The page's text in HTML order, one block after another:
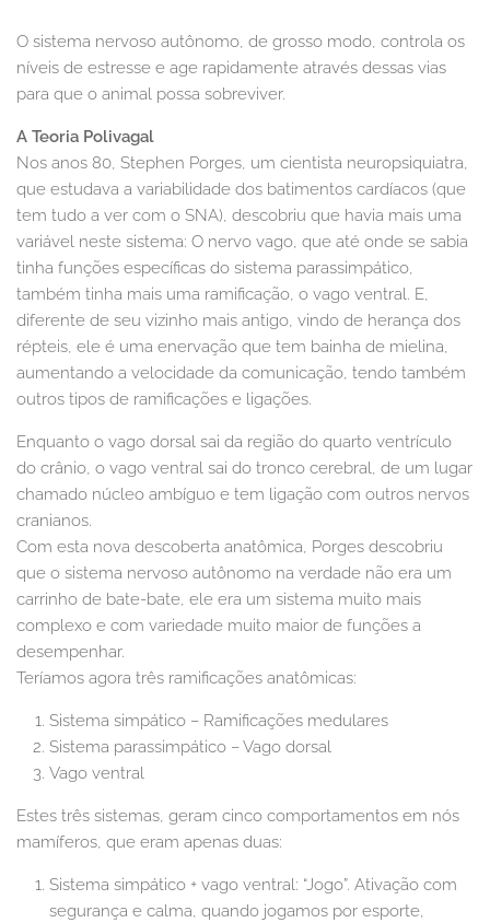
O sistema nervoso autônomo, de grosso modo, controla os
níveis de estresse e age rapidamente através dessas vias
para que o animal possa sobreviver.
A Teoria Polivagal
Nos anos 80, Stephen Porges, um cientista neuropsiquiatra,
que estudava a variabilidade dos batimentos cardíacos (que
tem tudo a ver com o SNA), descobriu que havia mais uma
variável neste sistema: O nervo vago, que até onde se sabia
tinha funções específicas do sistema parassimpático,
também tinha mais uma ramificação, o vago ventral. E,
diferente de seu vizinho mais antigo, vindo de herança dos
répteis, ele é uma enervação que tem bainha de mielina,
aumentando a velocidade da comunicação, tendo também
outros tipos de ramificações e ligações.
Enquanto o vago dorsal sai da região do quarto ventrículo
do crânio, o vago ventral sai do tronco cerebral, de um lugar
chamado núcleo ambíguo e tem ligação com outros nervos
cranianos.
Com esta nova descoberta anatômica, Porges descobriu
que o sistema nervoso autônomo na verdade não era um
carrinho de bate-bate, ele era um sistema muito mais
complexo e com variedade muito maior de funções a
desempenhar.
Teríamos agora três ramificações anatômicas:
Sistema simpático – Ramificações medulares
Sistema parassimpático – Vago dorsal
Vago ventral
Estes três sistemas, geram cinco comportamentos em nós
mamíferos, que eram apenas duas:
Sistema simpático + vago ventral: “Jogo”. Ativação com
segurança e calma, quando jogamos por esporte,